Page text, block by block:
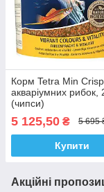
Корм Tetra Min
акваріумних рибок,
(чипси)
5 125,50 ₴ 5 695
Купити
Акційні